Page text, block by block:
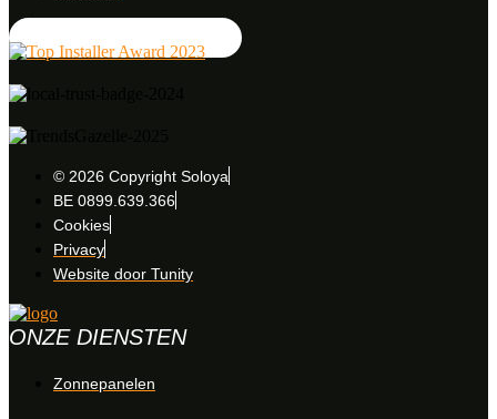
© 2026 Copyright Soloya
BE 0899.639.366
Cookies
Privacy
Website door Tunity
ONZE DIENSTEN
Zonnepanelen